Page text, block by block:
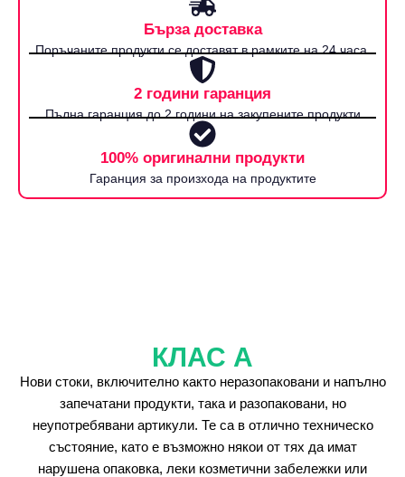
Бърза доставка
Поръчаните продукти се доставят в рамките на 24 часа.
2 години гаранция
Пълна гаранция до 2 години на закупените продукти
100% оригинални продукти
Гаранция за произхода на продуктите
КЛАС А
Нови стоки, включително както неразопаковани и напълно
запечатани продукти, така и разопаковани, но
неупотребявани артикули. Те са в отлично техническо
състояние, като е възможно някои от тях да имат
нарушена опаковка, леки козметични забележки или